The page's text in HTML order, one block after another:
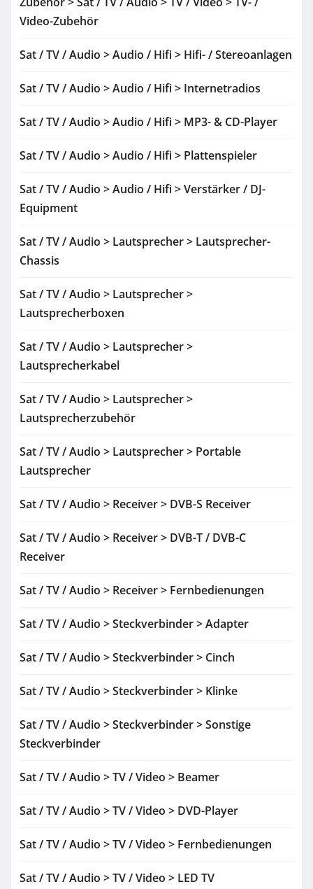
Video-Zubehör
Sat / TV / Audio > Audio / Hifi > Hifi- / Stereoanlagen
Sat / TV / Audio > Audio / Hifi > Internetradios
Sat / TV / Audio > Audio / Hifi > MP3- & CD-Player
Sat / TV / Audio > Audio / Hifi > Plattenspieler
Sat / TV / Audio > Audio / Hifi > Verstärker / DJ-
Equipment
Sat / TV / Audio > Lautsprecher > Lautsprecher-
Chassis
Sat / TV / Audio > Lautsprecher >
Lautsprecherboxen
Sat / TV / Audio > Lautsprecher >
Lautsprecherkabel
Sat / TV / Audio > Lautsprecher >
Lautsprecherzubehör
Sat / TV / Audio > Lautsprecher > Portable
Lautsprecher
Sat / TV / Audio > Receiver > DVB-S Receiver
Sat / TV / Audio > Receiver > DVB-T / DVB-C
Receiver
Sat / TV / Audio > Receiver > Fernbedienungen
Sat / TV / Audio > Steckverbinder > Adapter
Sat / TV / Audio > Steckverbinder > Cinch
Sat / TV / Audio > Steckverbinder > Klinke
Sat / TV / Audio > Steckverbinder > Sonstige
Steckverbinder
Sat / TV / Audio > TV / Video > Beamer
Sat / TV / Audio > TV / Video > DVD-Player
Sat / TV / Audio > TV / Video > Fernbedienungen
Sat / TV / Audio > TV / Video > LED TV